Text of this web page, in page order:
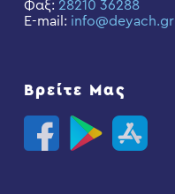
Φαξ: 28210 36288
E-mail: info@deyach.gr
Βρείτε Μας